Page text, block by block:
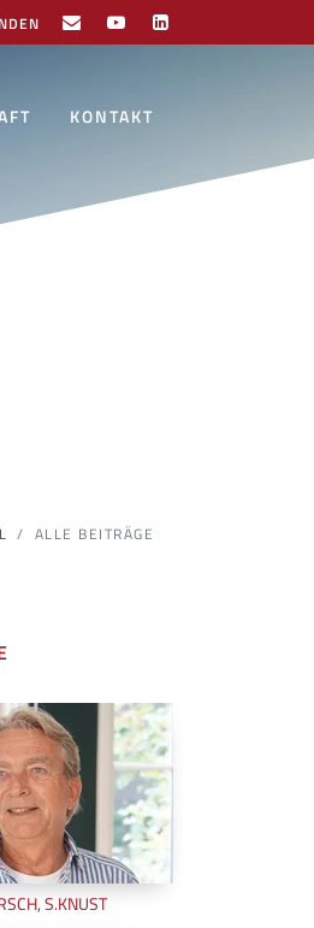
KONTAKT
ALLE BEITRÄGE
S.KNUST